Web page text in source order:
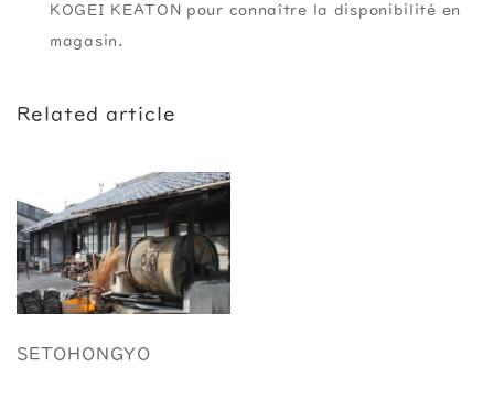
KOGEI KEATON pour connaître la disponibilité en
magasin.
Related article
SETOHONGYO